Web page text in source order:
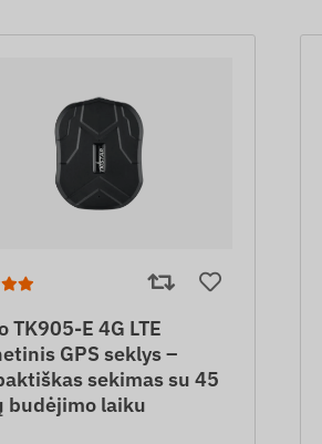
TK905-E 4G LTE
GPS seklys –
sekimas su 45
budėjimo laiku